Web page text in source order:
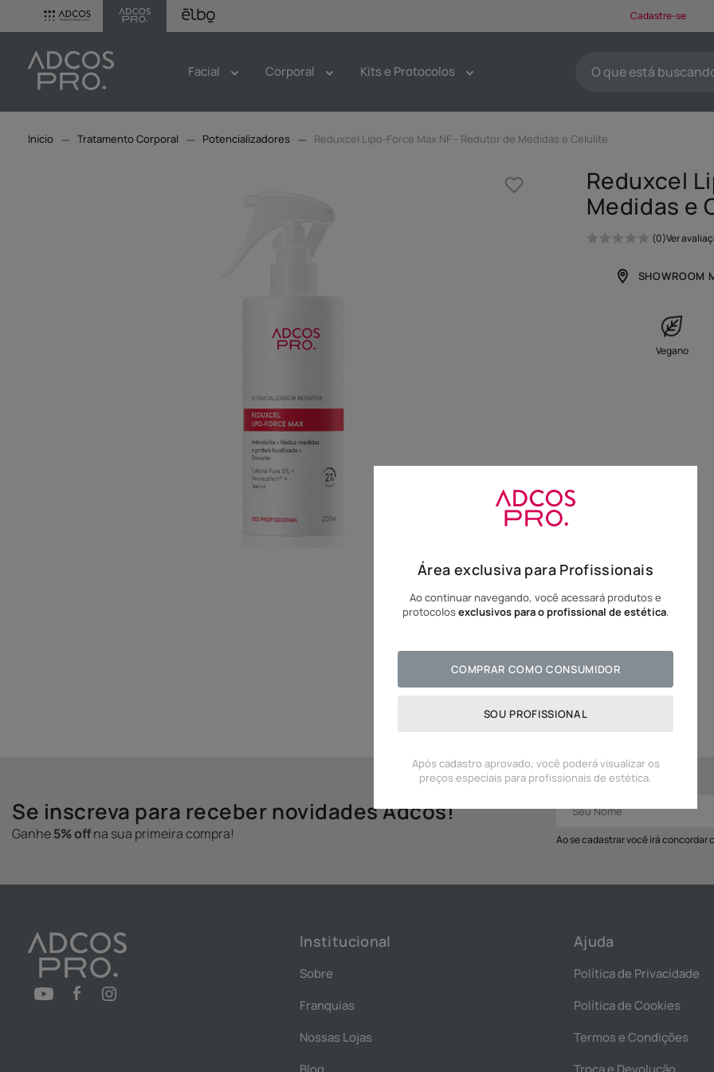
Cadastre-se
Facial Corporal Kits e Protocolos
Área exclusiva para Profissionais
Ao continuar navegando, você acessará produtos e
protocolosexclusivos para o profissional de estética.
COMPRAR COMO CONSUMIDOR
SOU PROFISSIONAL
Após cadastro aprovado, você poderá visualizar os
preços especiais para profissionais de estética.
Tratamento Corporal Potencializadores Reduxcel Lipo-Force Max NF - Redutor de Medidas e Celulite
Reduxcel
Medidas e
0 Ver
SHOWROOM
Vegano
Avaliação do Produto
Se inscreva para receber novidades Adcos!
Ganhe5% offna sua primeira compra! Ao se cadastrar você irá concordar
Institucional
Sobre
Franquias
Nossas Lojas
Ajuda
Política de Privacidade
Política de Cookies
Termos e Condições
3º
sabonete
4º
pdrn
5
serum
máscaras faciais